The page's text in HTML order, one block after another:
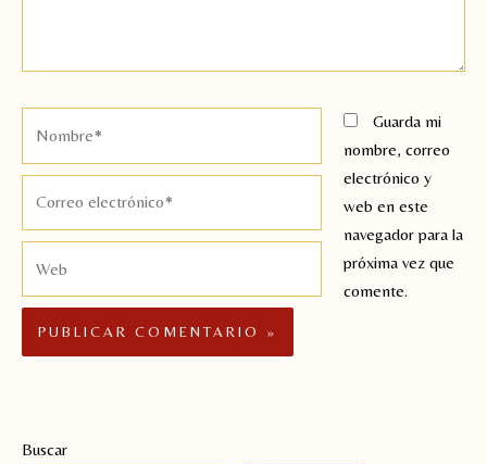
Guarda mi
nombre, correo
electrónico y
web en este
navegador para la
próxima vez que
comente.
Buscar